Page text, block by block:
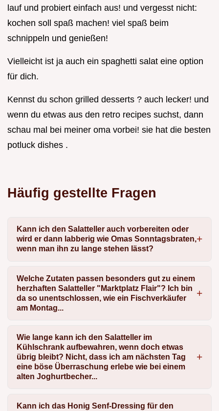
lauf und probiert einfach aus! und vergesst nicht:
kochen soll spaß machen! viel spaß beim
schnippeln und genießen!
Vielleicht ist ja auch ein spaghetti salat eine option
für dich.
Kennst du schon grilled desserts ? auch lecker! und
wenn du etwas aus den retro recipes suchst, dann
schau mal bei meiner oma vorbei! sie hat die besten
potluck dishes .
Häufig gestellte Fragen
Kann ich den Salatteller auch vorbereiten oder
wird er dann labberig wie Omas Sonntagsbraten,
wenn man ihn zu lange stehen lässt?
Welche Zutaten passen besonders gut zu einem
herzhaften Salatteller "Marktplatz Flair"? Ich bin
da so unentschlossen, wie ein Fischverkäufer
am Montag...
Wie lange kann ich den Salatteller im
Kühlschrank aufbewahren, wenn doch etwas
übrig bleibt? Nicht, dass ich am nächsten Tag
eine böse Überraschung erlebe wie bei einem
alten Joghurtbecher...
Kann ich das Honig Senf-Dressing für den